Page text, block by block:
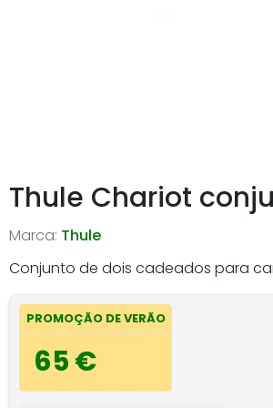
Thule Chariot
Marca: Thule
Conjunto de dois cadeados para
PROMOÇÃO DE VERÃO
65 €